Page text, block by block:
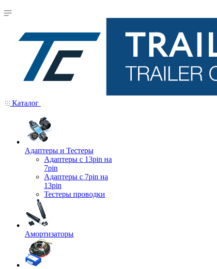
Каталог
Адаптеры и Тестеры
Адаптеры с 13pin на
7pin
Адаптеры с 7pin на
13pin
Тестеры проводки
Амортизаторы